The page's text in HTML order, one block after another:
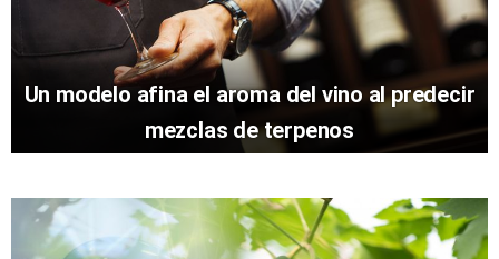
Un modelo afina el aroma del vino al predecir
mezclas de terpenos